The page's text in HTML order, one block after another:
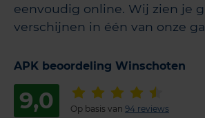
eenvoudig online. Wij zien je
verschijnen in één van onze
APK beoordeling Winschoten
9,0 Op basis van 94 reviews